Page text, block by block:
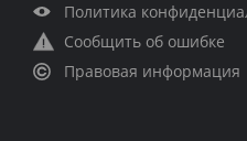
Политика
Сообщить об ошибке
Правовая информация